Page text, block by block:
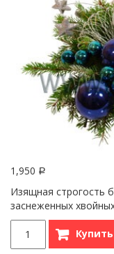
1,950 Р
Изящная строгость
заснеженных
Купить